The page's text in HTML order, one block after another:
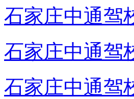
石家庄中通驾
石家庄中通驾
石家庄中通驾